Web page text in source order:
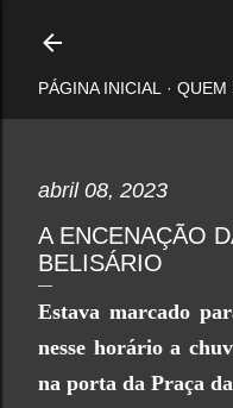
PÁGINA INICIAL QUEM
abril 08, 2023
A ENCENAÇÃO
BELISÁRIO
Estava marcado
nesse horário a
na porta da Praça